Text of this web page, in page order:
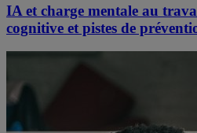
IA et charge mentale au
cognitive et pistes de